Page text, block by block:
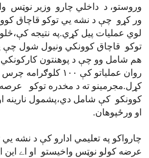
وروستو، د داخلي چارو وزير نوټس
ور کړو چې د نشه يي توکو قاچاق
لوي عمليات پيل کړي.په نتيجه
توکو قاچاق کوونکي ونيول شول چې
هم شامل وو چې د پوهنتون کارکونکي
روان عملياتو کې ۱۰۰
کړل.مجرمينو ته د مخدره توکو
کوونکو کې شامل دي،پشمول نارينه
او ورځپوهان.
چارواکو په تعليمي ادارو کې د نشه
عرضه کولو نوټس واخيستو او اے اين